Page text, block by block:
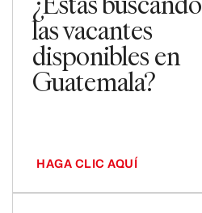
las vacantes
disponibles en
Guatemala?
HAGA CLIC AQUÍ